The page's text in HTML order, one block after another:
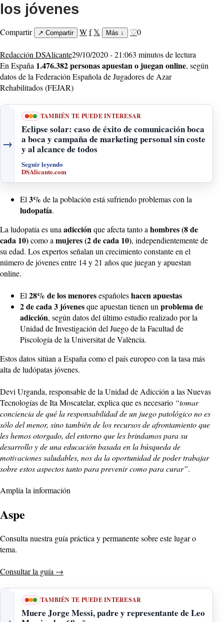
los jóvenes
Compartir ↗ Compartir Wf 𝕏 Más ↓ ♡0
Redacción DSAlicante29/10/2020 - 21:063 minutos de lectura
En España 1.476.382 personas apuestan o juegan online, según
datos de la Federación Española de Jugadores de Azar
Rehabilitados (FEJAR)
→
TAMBIÉN TE PUEDE INTERESAR
Eclipse solar: caso de éxito de comunicación boca
a boca y campaña de marketing personal sin coste
y al alcance de todos
Seguir leyendo
DSAlicante.com
El3% de la población está sufriendo problemas con la
ludopatía.
La ludopatía es unaadicciónque afecta tanto ahombres (8 de
cada 10)como amujeres (2 de cada 10), independientemente de
su edad. Los expertos señalan un crecimiento constante en el
número de jóvenes entre 14 y 21 años que juegan y apuestan
online.
El 28% de los menoresespañoleshacen apuestas
2 de cada 3 jóvenesque apuestan tienen un problema de
adicción, según datos del último estudio realizado por la
Unidad de Investigación del Juego de la Facultad de
Piscología de la Universitat de València.
Estos datos sitúan a España como el país europeo con la tasa más
alta de ludópatas jóvenes.
Devi Urganda, responsable de la Unidad de Adicción a las Nuevas
Tecnologías de Ita Moscatelar, explica que es necesario “tomar
conciencia de qué la responsabilidad de un juego patológico no es
sólo del menor, sino también de los recursos de afrontamiento que
les hemos otorgado, del entorno que les brindamos para su
desarrollo y de una educación basada en la búsqueda de
motivaciones saludables, nos da la oportunidad de poder trabajar
sobre estos aspectos tanto para prevenir como para curar”.
Amplía la información
Aspe
Consulta nuestra guía práctica y permanente sobre este lugar o
tema.
Consultar la guía →
TAMBIÉN TE PUEDE INTERESAR
Muere Jorge Messi, padre y representante de Leo